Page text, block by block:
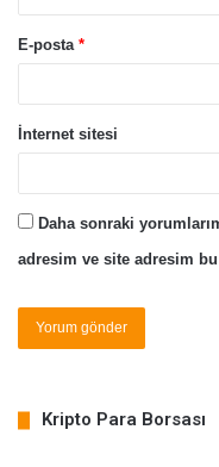
E-posta *
İnternet sitesi
Daha sonraki
adresim ve site adresim bu
Kripto Para Borsası